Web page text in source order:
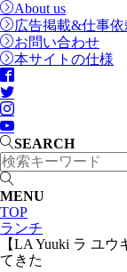
About us
広告掲載&仕事依
お問い合わせ
本サイトの仕様
SEARCH
MENU
TOP
ランチ
【LA Yuuki ラ ユ
てきた